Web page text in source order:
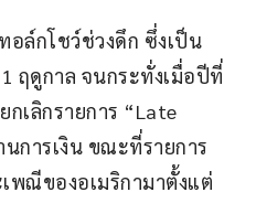
อล์กโชว์ช่วงดึก ซึ่งเป็น
ฤดูกาล จนกระทั่งเมื่อปีที่
เลิกรายการ “Late
นการเงิน ขณะที่รายการ
พณีของอเมริกามาตั้งแต่